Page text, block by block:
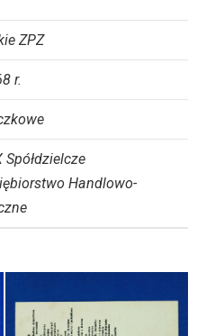
ZPZ
r.
Spółdzielcze
Handlowo-